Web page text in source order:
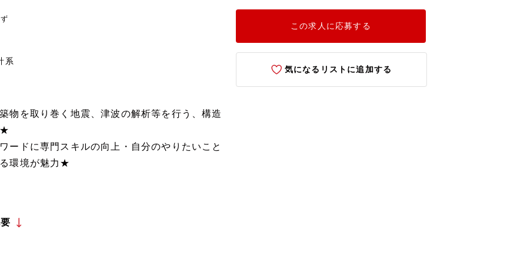
系
物を取り巻く地震、津波の解析等を行う、構造
★
ードに専門スキルの向上・自分のやりたいこと
環境が魅力★
この求人に応募する
気になるリストに追加する